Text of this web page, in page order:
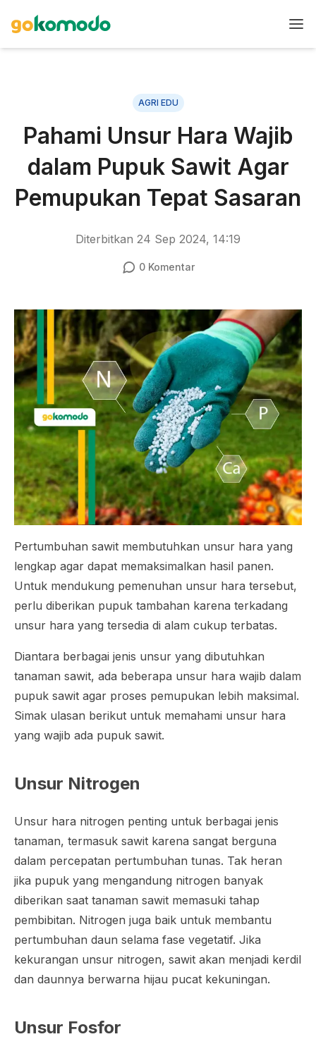
AGRI EDU
Pahami Unsur Hara Wajib
dalam Pupuk Sawit Agar
Pemupukan Tepat Sasaran
Diterbitkan 24 Sep 2024, 14:19
0Komentar
Pertumbuhan sawit membutuhkan unsur hara yang
lengkap agar dapat memaksimalkan hasil panen.
Untuk mendukung pemenuhan unsur hara tersebut,
perlu diberikan pupuk tambahan karena terkadang
unsur hara yang tersedia di alam cukup terbatas.
Diantara berbagai jenis unsur yang dibutuhkan
tanaman sawit, ada beberapa unsur hara wajib dalam
pupuk sawit agar proses pemupukan lebih maksimal.
Simak ulasan berikut untuk memahami unsur hara
yang wajib ada pupuk sawit.
Unsur Nitrogen
Unsur hara nitrogen penting untuk berbagai jenis
tanaman, termasuk sawit karena sangat berguna
dalam percepatan pertumbuhan tunas. Tak heran
jika pupuk yang mengandung nitrogen banyak
diberikan saat tanaman sawit memasuki tahap
pembibitan. Nitrogen juga baik untuk membantu
pertumbuhan daun selama fase vegetatif. Jika
kekurangan unsur nitrogen, sawit akan menjadi kerdil
dan daunnya berwarna hijau pucat kekuningan.
Unsur Fosfor